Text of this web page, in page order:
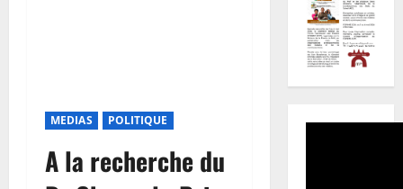
MEDIAS POLITIQUE
A la recherche du